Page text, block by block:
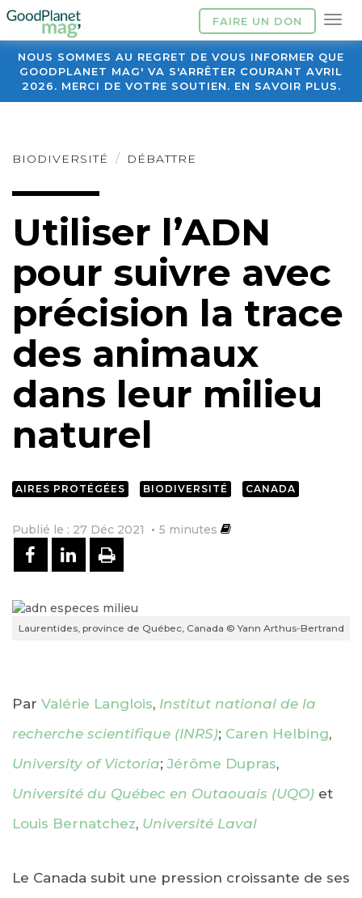
FAIRE UN DON
NOUS SOMMES AU REGRET DE VOUS INFORMER QUE
GOODPLANET MAG' VA S'ARRÊTER COURANT AVRIL
2026. MERCI DE VOTRE SOUTIEN. EN SAVOIR PLUS.
BIODIVERSITÉ DÉBATTRE
Utiliser l’ADN
pour suivre avec
précision la trace
des animaux
dans leur milieu
naturel
AIRES PROTÉGÉES BIODIVERSITÉ CANADA
Publié le : 27 Déc 2021 5 minutes
PARTAGER SUR FACEBOOK
PARTAGER SUR LINKEDIN
IMPRIMER
Laurentides, province de Québec, Canada © Yann Arthus-Bertrand
Par Valérie Langlois, Institut national de la
recherche scientifique (INRS); Caren Helbing,
University of Victoria;Jérôme Dupras,
Université du Québec en Outaouais (UQO) et
Louis Bernatchez, Université Laval
Le Canada subit une pression croissante de ses